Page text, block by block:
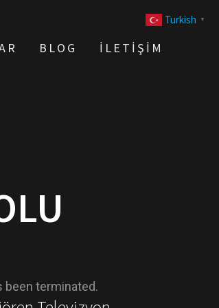
BLOG İLETIŞIM
Turkish ▼